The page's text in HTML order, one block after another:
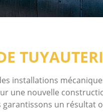
installations
une nouvelle
un résultat